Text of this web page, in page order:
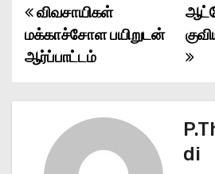
P
o
விவசாயிகள்
மக்காச்சோள பயிறுடன்
ஆர்ப்பாட்டம்
di